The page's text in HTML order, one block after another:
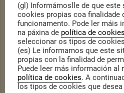
Publicado o 28 de diciembre de 2020|Sin
Dende o equipo de Cidadania
e que no vindeiro ano poidamos
antes: coas caras descubertas e con
(gl) Informámoslle de que este
cookies propias coa finalidade
funcionamento. Pode ler máis
na páxina de política de cookies
seleccionar os tipos de
(es) Le informamos que este
propias con la finalidad de
Puede leer más información al
política de cookies. A
los tipos de cookies que desea